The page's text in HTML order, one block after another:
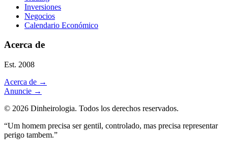
Inversiones
Negocios
Calendario Económico
Acerca de
Est. 2008
Acerca de →
Anuncie →
© 2026 Dinheirologia. Todos los derechos reservados.
“Um homem precisa ser gentil, controlado, mas precisa representar
perigo tambem.”